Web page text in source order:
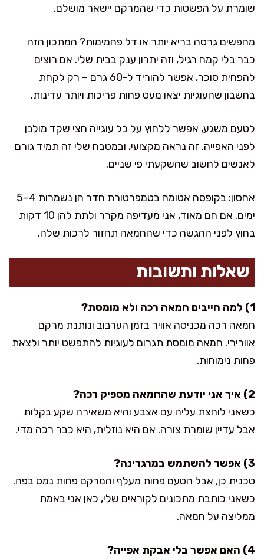
שומרת על הפשטות כדי שהמרקם יישאר מושלם.
מחפשים גרסה בריא יותר או דל פחמימות? המתכון הזה
כבר בלי קמח רגיל, וזה יתרון ענק בבית שלי. אם רוצים
להפחית סוכר, אפשר להוריד ל-60 גרם – רק לקחת
בחשבון שהעוגיות יצאו מעט פחות פריכות ויותר עדינות.
לטעם משגע, אפשר ללחוץ על כל עוגייה חצי שקד מולבן
לפני האפייה. זה נראה מקצועי, ובמטבח שלי זה תמיד גורם
לאנשים לחשוב שהשקעתי פי שניים.
אחסון: בקופסה אטומה בטמפרטורת חדר הן נשמרות 4–5
ימים. אם חם מאוד, אני מעדיפה מקרר ולתת להן 10 דקות
בחוץ לפני ההגשה כדי שהחמאה תחזור לרכות שלה.
שאלות ותשובות
1) למה חייבים חמאה רכה ולא מומסת?
חמאה רכה מכניסה אוויר בזמן הערבוב ונותנת מרקם
אוורירי. חמאה מומסת תגרום לעוגיות להתפשט יותר ולצאת
פחות נימוחות.
2) איך אני יודעת שהחמאה מספיק רכה?
כשאני לוחצת עליה עם אצבע והיא משאירה שקע בקלות
אבל עדיין שומרת צורה. אם היא נוזלית, היא כבר רכה מדי.
3) אפשר להשתמש במרגרינה?
טכנית כן, אבל הטעם פחות מעלף והמרקם פחות נמס בפה.
כשאני כותבת מתכונים לקוראים שלי, כאן אני באמת
ממליצה על חמאה.
4) האם אפשר בלי אבקת אפייה?